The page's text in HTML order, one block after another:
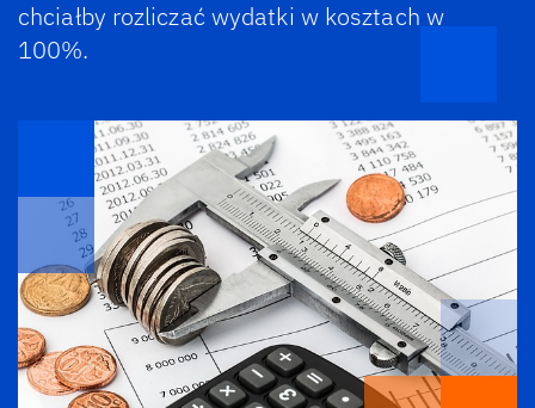
chciałby rozliczać wydatki w kosztach w
100%.